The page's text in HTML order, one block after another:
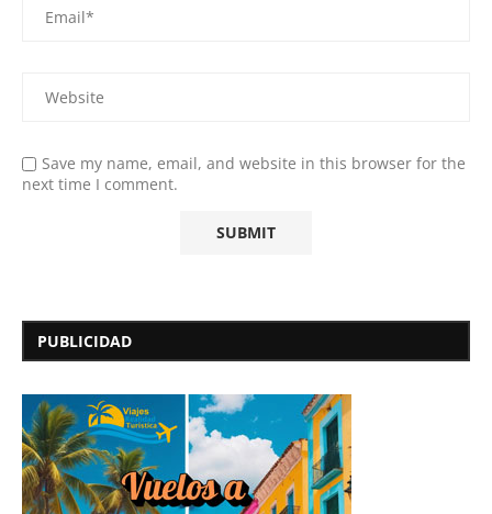
Save my name, email, and website in this browser for the
next time I comment.
PUBLICIDAD